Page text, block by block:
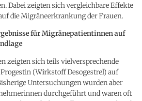
Dabei zeigten sich vergleichbare Effekte
die Migräneerkrankung der Frauen.
für Migränepatientinnen auf
zeigten sich teils vielversprechende
(Wirkstoff Desogestrel) auf
Untersuchungen wurden aber
durchgeführt und waren oft